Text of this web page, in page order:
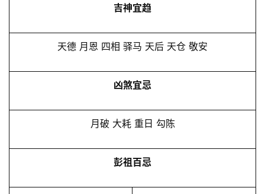
吉神宜趋
天德 月恩 四相 驿马 天后 天仓 敬安
凶煞宜忌
月破 大耗 重日 勾陈
彭祖百忌